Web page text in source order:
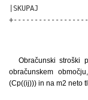
|SKUPAJ
Obračunski stroški
obračunskem
(Cp((ij))) in na m2 neto